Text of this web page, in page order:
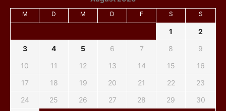
M D M D F S S
1
2
3
4 5 6 7 8
9
10
11 12 13 14 15
16
17
18 19 20 21 22
23
24
25 26 27 28 29
30